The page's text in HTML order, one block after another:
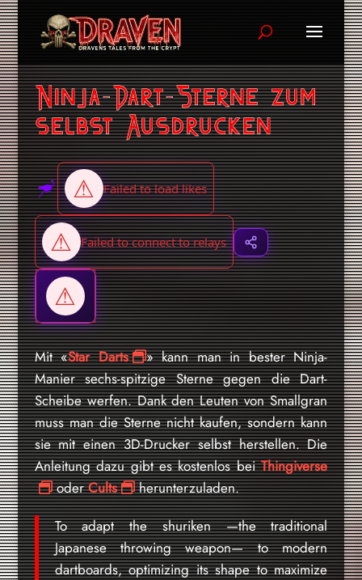
Ninja-Dart-Sterne zum
selbst Ausdrucken
Mit «Star Darts
» kann man in bester Ninja-
Manier sechs-spitzige Sterne gegen die Dart-
Scheibe werfen. Dank den Leuten von Smallgran
muss man die Sterne nicht kaufen, sondern kann
sie mit einen 3D-Drucker selbst herstellen. Die
Anleitung dazu gibt es kostenlos beiThingiverse
oderCults
herunterzuladen.
To adapt the shuriken —the traditional
Japanese throwing weapon— to modern
dartboards, optimizing its shape to maximize